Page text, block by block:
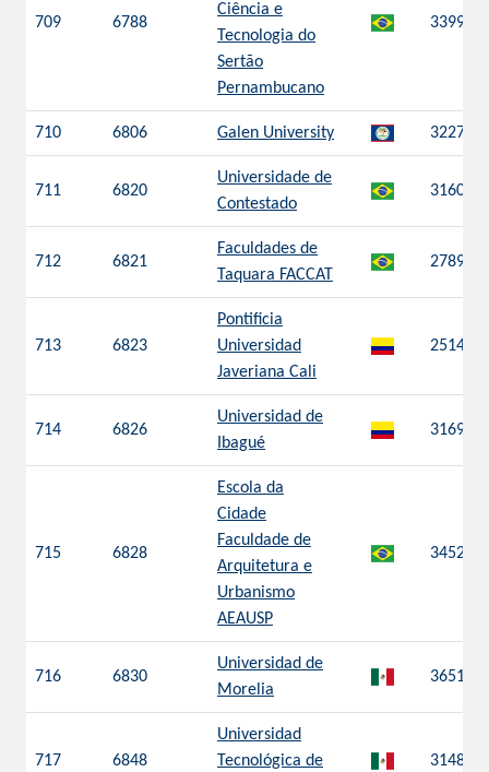
709 6788
Ciência e
Tecnologia do
Sertão
Pernambucano
3399
710 6806 Galen University 3227
711 6820
Universidade de
Contestado
3160
712 6821
Faculdades de
Taquara FACCAT
2789
713 6823
Pontificia
Universidad
Javeriana Cali
2514
714 6826
Universidad de
Ibagué
3169
715 6828
Escola da
Cidade
Faculdade de
Arquitetura e
Urbanismo
AEAUSP
3452
716 6830
Universidad de
Morelia
3651
717 6848
Universidad
Tecnológica de
3148